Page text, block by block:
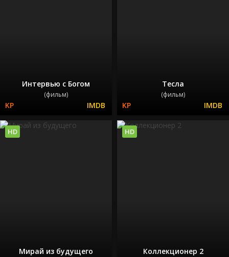
Интервью с Богом
(фильм)
Тесла
(фильм)
Мирай из будущего
HD
Коллекционер 2
HD